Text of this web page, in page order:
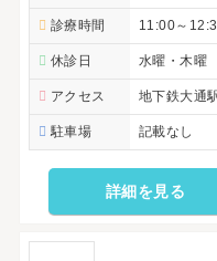
診療時間 11:00～
休診日 水曜・木曜
アクセス 地下鉄大通
駐車場 記載なし
詳細を見る